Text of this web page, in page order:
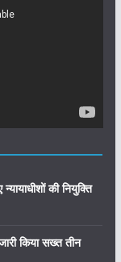
की नियुक्ति
किया सख्त तीन